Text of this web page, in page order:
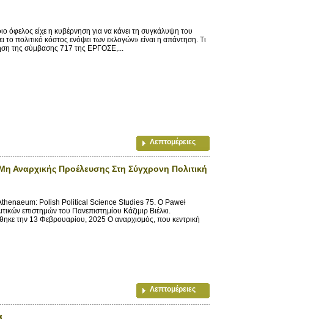
είχε η κυβέρνηση για να κάνει τη συγκάλυψη του
πολιτικό κόστος ενόψει των εκλογών» είναι η απάντηση. Τι
της σύμβασης 717 της ΕΡΓΟΣΕ,...
Λεπτομέρειες
Αναρχικής Προέλευσης Στη Σύγχρονη Πολιτική
Polish Political Science Studies 75. Ο Paweł
επιστημών του Πανεπιστημίου Κάζιμιρ Βιέλκι.
την 13 Φεβρουαρίου, 2025 Ο αναρχισμός, που κεντρική
Λεπτομέρειες